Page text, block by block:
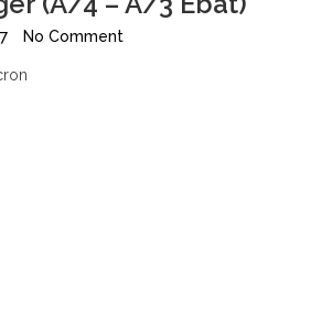
No Comment